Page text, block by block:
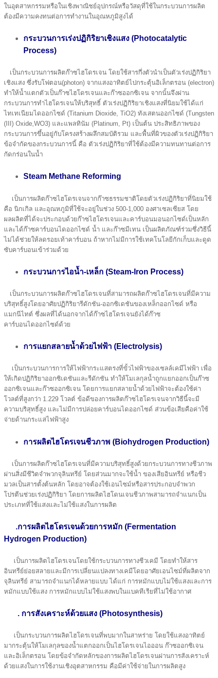
ในอุตสาหกรรมหรือในเชิงพาณิชย์อุปกรณ์หรือวัสดุที่ใช้ในกระบวนการผลิต
ต้องมีความคงทนต่อการทำงานในอุณหภูมิสูงได้
กระบวนการเร่งปฏิกิริยาเชิงแสง (Photocatalytic
Process)
เป็นกระบวนการผลิตก๊าซไฮโดรเจน โดยใช้สารกึ่งตัวนำเป็นตัวเร่งปฏิกิริยา
เชิงแสง ซึ่งรับโฟตอน(photon) จากแสงอาทิตย์ไปกระตุ้นอิเล็กตรอน (electron)
ทำให้นํ้าแตกตัวเป็นก๊าซไฮโดรเจนและก๊าซออกซิเจน จากนั้นจึงผ่าน
กระบวนการทำไฮโดรเจนให้บริสุทธิ์ ตัวเร่งปฏิกิริยาเชิงแสงที่นิยมใช้ได้แก่
ไทเทเนียมไดออกไซด์ (Titanium Dioxide, TiO2) ทังเสตนออกไซด์ (Tungsten
(III) Oxide,WO3) และแพลทินัม (Platinum, Pt) เป็นต้น ประสิทธิภาพของ
กระบวนการขึ้นอยู่กับโครงสร้างผลึกสมบัติรวม และพื้นที่ผิวของตัวเร่งปฏิกิริยา
ข้อจำกัดของกระบวนการนี้ คือ ตัวเร่งปฏิกิริยาที่ใช้ต้องมีความทนทานต่อการ
กัดกร่อนในนํ้า
Steam Methane Reforming
เป็นการผลิตก๊าซไฮโดรเจนจากก๊าซธรรมชาติโดยตัวเร่งปฏิกิริยาที่นิยมใช้
คือ นิกเกิล และอุณหภูมิที่ใช้จะอยู่ในช่วง 500-1,000 องศาเซลเซียส โดย
ผลผลิตที่ได้จะประกอบด้วยก๊าซไฮโดรเจนและคาร์บอนมอนอกไซด์เป็นหลัก
และได้ก๊าซคาร์บอนไดออกไซด์ นํ้า และก๊าซมีเทน เป็นผลิตภัณฑ์ร่วมซึ่งวิธีนี้
ไม่ได้ช่วยให้ลดรอยเท้าคาร์บอน ถ้าหากไม่มีการใช้เทคโนโลยีกักเก็บและดูด
ซับคาร์บอนเข้าร่วมด้วย
กระบวนการไอนํ้า-เหล็ก (Steam-Iron Process)
เป็นกระบวนการผลิตก๊าซไฮโดรเจนที่สามารถผลิตก๊าซไฮโดรเจนที่มีความ
บริสุทธิ์สูงโดยอาศัยปฏิกิริยารีดักชัน-ออกซิเดชันของเหล็กออกไซด์ หรือ
แมกนีไทต์ ซึ่งผลที่ได้นอกจากได้ก๊าซไฮโดรเจนยังได้ก๊าซ
คาร์บอนไดออกไซด์ด้วย
การแยกสลายน้ำด้วยไฟฟ้า (Electrolysis)
เป็นกระบวนการการให้ไฟฟ้ากระแสตรงที่ขั้วไฟฟ้าของเซลล์เคมีไฟฟ้า เพื่อ
ให้เกิดปฏิกิริยาออกซิเดชันและรีดักชัน ทำให้โมเลกุลน้ำถูกแยกออกเป็นก๊าซ
ออกซิเจนและก๊าซออกซิเจน โดยการแยกสลายนํ้าด้วยไฟฟ้าจะต้องใช้ค่า
โวลต์ที่สูงกว่า 1.229 โวลต์ ข้อดีของการผลิตก๊าซไฮโดรเจนจากวิธีนี้จะมี
ความบริสุทธิ์สูง และไม่มีการปล่อยคาร์บอนไดออกไซด์ ส่วนข้อเสียคือค่าใช้
จ่ายด้านกระแสไฟฟ้าสูง
การผลิตไฮโดรเจนชีวภาพ (Biohydrogen Production)
เป็นการผลิตก๊าซไฮโดรเจนที่มีความบริสุทธิ์สูงด้วยกระบวนการทางชีวภาพ
ผ่านสิ่งมีชีวิตจำพวกจุลินทรีย์ โดยส่วนมากจะใช้นํ้า ของเสียอินทรีย์ หรือชีว
มวลเป็นสารตั้งต้นหลัก โดยอาจต้องใช้เอนไซม์หรือสารประกอบจำพวก
โปรตีนช่วยเร่งปฏิกิริยา โดยการผลิตไฮโดนเจนชีวภาพสามารถจำแนกเป็น
ประเภทที่ใช้แสงและไม่ใช้แสงในการผลิต
.การผลิตไฮโดรเจนด้วยการหมัก (Fermentation
Hydrogen Production)
เป็นการผลิตไฮโดรเจนโดยใช้กระบวนการทางชีวเคมี โดยทำให้สาร
อินทรีย์ย่อยสลายและมีการเปลี่ยนแปลงทางเคมีโดยอาศัยเอนไซม์ที่ผลิตจาก
จุลินทรีย์ สามารถจำแนกได้หลายแบบ ได้แก่ การหมักแบบไม่ใช้แสงและการ
หมักแบบใช้แสง การหมักแบบไม่ใช้แสงพบในแบคทีเรียที่ไม่ใช้อากาศ
. การสังเคราะห์ด้วยแสง (Photosynthesis)
เป็นกระบวนการผลิตไฮโดรเจนที่พบมากในสาหร่าย โดยใช้แสงอาทิตย์
มากระตุ้นให้โมเลกุลของนํ้าแตกออกเป็นไฮโดรเจนไอออน ก๊าซออกซิเจน
และอิเล็กตรอน โดยข้อจำกัดหลักของการผลิตไฮโดรเจนผ่านการสังเคราะห์
ด้วยแสงในการใช้งานเชิงอุตสาหกรรม คือมีค่าใช้จ่ายในการผลิตสูง